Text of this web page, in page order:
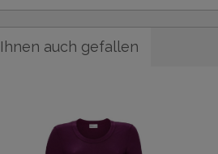
auch gefallen